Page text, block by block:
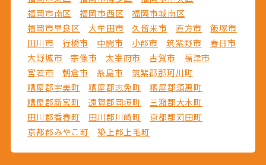
福岡市南区
福岡市西区
福岡市城南区
福岡市早良区
大牟田市 久留米市 直方市
飯塚市
田川市
行橋市 中間市 小郡市 筑紫野市
春日市
大野城市
宗像市 太宰府市 古賀市
福津市
宮若市
朝倉市 糸島市
筑紫郡那珂川町
糟屋郡宇美町
糟屋郡志免町
糟屋郡須惠町
糟屋郡新宮町
遠賀郡岡垣町
三潴郡大木町
田川郡香春町
田川郡川崎町
京都郡苅田町
京都郡みやこ町
築上郡上毛町